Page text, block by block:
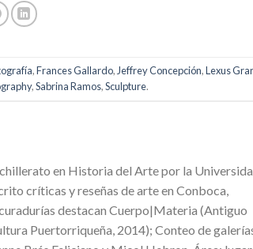
,Frances Gallardo, Jeffrey Concepción,Lexus
,Sabrina Ramos,Sculpture.
en Historia del Arte por la
críticas y reseñas de arte en Conboca,
destacan Cuerpo|Materia (Antiguo
Puertorriqueña, 2014); Conteo de